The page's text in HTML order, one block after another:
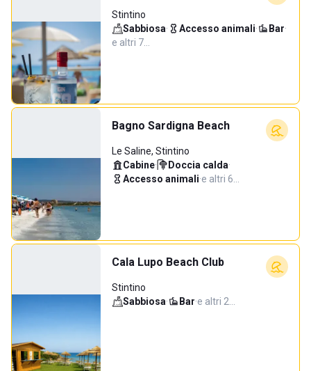
Stintino
Sabbiosa· Accesso animali· Bar·
e altri 7…
Bagno Sardigna Beach
Le Saline, Stintino
Cabine· Doccia calda·
Accesso animali·e altri 6…
Cala Lupo Beach Club
Stintino
Sabbiosa· Bar·e altri 2…